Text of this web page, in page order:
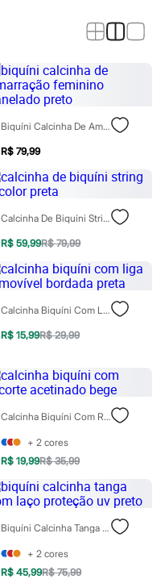
Biquíni Calcinha De Amarração Feminino Canelado Preto
R$ 79,99
Calcinha De Biquíni String Bicolor Preta
R$ 59,99R$ 79,99
Calcinha Biquíni Com Liga Removível Bordada Preta
R$ 15,99R$ 29,99
Calcinha Biquíni Com Recorte Acetinado Bege
+ 2 cores
R$ 19,99R$ 35,99
Biquíni Calcinha Tanga Com Laço Proteção Uv Preto
+ 2 cores
R$ 45,99R$ 75,99